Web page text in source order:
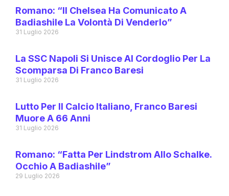
Romano: “Il Chelsea Ha Comunicato A
Badiashile La Volontà Di Venderlo”
31 Luglio 2026
La SSC Napoli Si Unisce Al Cordoglio Per La
Scomparsa Di Franco Baresi
31 Luglio 2026
Lutto Per Il Calcio Italiano, Franco Baresi
Muore A 66 Anni
31 Luglio 2026
Romano: “Fatta Per Lindstrom Allo Schalke.
Occhio A Badiashile”
29 Luglio 2026